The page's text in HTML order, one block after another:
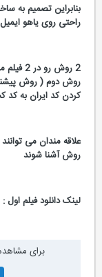
بنابراین تصمیم به
راحتی روی یاهو ایمیل
2 روش رو
روش دوم ( روش
کردن کد ایران به کد
علاقه مندان می توانند
روش آشنا شوند
لینک دانلود فیلم اول :
برای مشاهده